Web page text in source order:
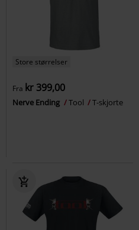
Store størrelser
Fra kr 399,00
Nerve Ending Tool T-skjorte